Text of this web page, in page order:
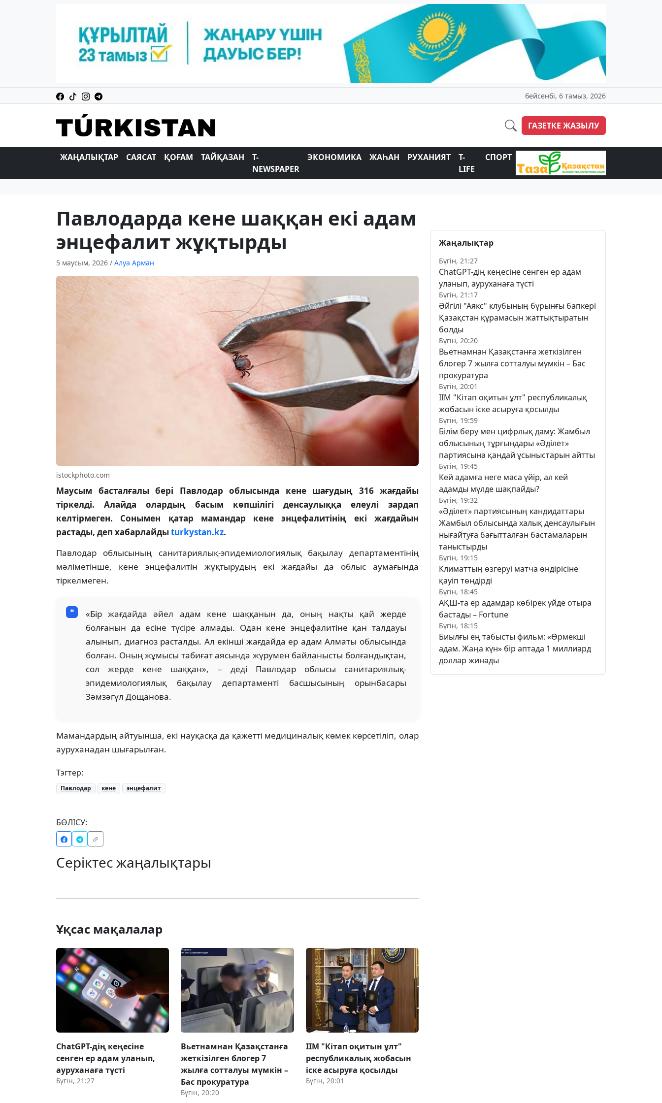
бейсенбі, 6 тамыз, 2026
ГАЗЕТКЕ ЖАЗЫЛУ
ЖАҢАЛЫҚТАР САЯСАТ ҚОҒАМ ТАЙҚАЗАН
T-
NEWSPAPER
ЭКОНОМИКА ЖАҺАН РУХАНИЯТ
T-
LIFE
СПОРТ
Павлодарда кене шаққан екі адам
энцефалит жұқтырды
5 маусым, 2026 / Алуа Арман
istockphoto.com
Маусым басталғалы бері Павлодар облысында кене шағудың 316 жағдайы
тіркелді. Алайда олардың басым көпшілігі денсаулыққа елеулі зардап
келтірмеген. Сонымен қатар мамандар кене энцефалитінің екі жағдайын
растады, деп хабарлайдыturkystan.kz.
Павлодар облысының санитариялық-эпидемиологиялық бақылау департаментінің
мәліметінше, кене энцефалитін жұқтырудың екі жағдайы да облыс аумағында
тіркелмеген.
«Бір жағдайда әйел адам кене шаққанын да, оның нақты қай жерде
болғанын да есіне түсіре алмады. Одан кене энцефалитіне қан талдауы
алынып, диагноз расталды. Ал екінші жағдайда ер адам Алматы облысында
болған. Оның жұмысы табиғат аясында жүрумен байланысты болғандықтан,
сол жерде кене шаққан», – деді Павлодар облысы санитариялық-
эпидемиологиялық бақылау департаменті басшысының орынбасары
Зәмзәгүл Дощанова.
Мамандардың айтуынша, екі науқасқа да қажетті медициналық көмек көрсетіліп, олар
ауруханадан шығарылған.
Тэгтер:
Павлодар кене энцефалит
БӨЛІСУ:
Серіктес жаңалықтары
Ұқсас мақалалар
ChatGPT-дің кеңесіне
сенген ер адам уланып,
ауруханаға түсті
Бүгін, 21:27
Вьетнамнан Қазақстанға
жеткізілген блогер 7
жылға сотталуы мүмкін –
Бас прокуратура
Бүгін, 20:20
ІІМ "Кітап оқитын ұлт"
республикалық жобасын
іске асыруға қосылды
Бүгін, 20:01
Жаңалықтар
Бүгін, 21:27
ChatGPT-дің кеңесіне сенген ер адам
уланып, ауруханаға түсті
Бүгін, 21:17
Әйгілі "Аякс" клубының бұрынғы бапкері
Қазақстан құрамасын жаттықтыратын
болды
Бүгін, 20:20
Вьетнамнан Қазақстанға жеткізілген
блогер 7 жылға сотталуы мүмкін – Бас
прокуратура
Бүгін, 20:01
ІІМ "Кітап оқитын ұлт" республикалық
жобасын іске асыруға қосылды
Бүгін, 19:59
Білім беру мен цифрлық даму: Жамбыл
облысының тұрғындары «Әділет»
партиясына қандай ұсыныстарын айтты
Бүгін, 19:45
Кей адамға неге маса үйір, ал кей
адамды мүлде шақпайды?
Бүгін, 19:32
«Әділет» партиясының кандидаттары
Жамбыл облысында халық денсаулығын
нығайтуға бағытталған бастамаларын
таныстырды
Бүгін, 19:15
Климаттың өзгеруі матча өндірісіне
қауіп төндірді
Бүгін, 18:45
АҚШ-та ер адамдар көбірек үйде отыра
бастады – Fortune
Бүгін, 18:15
Биылғы ең табысты фильм: «Өрмекші
адам. Жаңа күн» бір аптада 1 миллиард
доллар жинады